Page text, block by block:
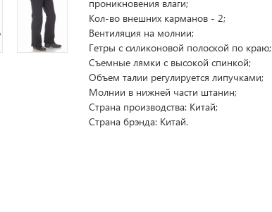
проникновения влаги;
Кол-во внешних карманов - 2;
Вентиляция на молнии;
Гетры с силиконовой полоской по краю;
Съемные лямки с высокой спинкой;
Объем талии регулируется липучками;
Молнии в нижней части штанин;
Страна производства: Китай;
Страна брэнда: Китай.